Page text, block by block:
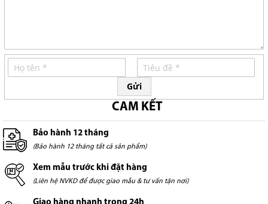
Gửi
CAM KẾT
Bảo hành 12 tháng
(Bảo hành 12 tháng tất cả sản phẩm)
Xem mẫu trước khi đặt hàng
(Liên hệ NVKD để được giao mẫu & tư vấn tận nơi)